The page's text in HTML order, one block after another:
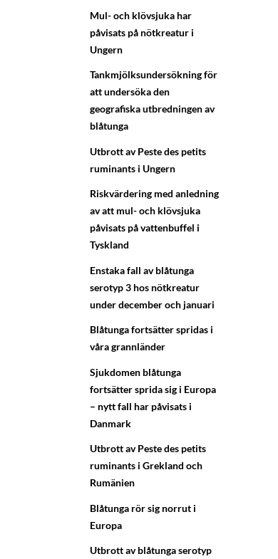
Mul- och klövsjuka har
påvisats på nötkreatur i
Ungern
Tankmjölksundersökning för
att undersöka den
geografiska utbredningen av
blåtunga
Utbrott av Peste des petits
ruminants i Ungern
Riskvärdering med anledning
av att mul- och klövsjuka
påvisats på vattenbuffel i
Tyskland
Enstaka fall av blåtunga
serotyp 3 hos nötkreatur
under december och januari
Blåtunga fortsätter spridas i
våra grannländer
Sjukdomen blåtunga
fortsätter sprida sig i Europa
– nytt fall har påvisats i
Danmark
Utbrott av Peste des petits
ruminants i Grekland och
Rumänien
Blåtunga rör sig norrut i
Europa
Utbrott av blåtunga serotyp